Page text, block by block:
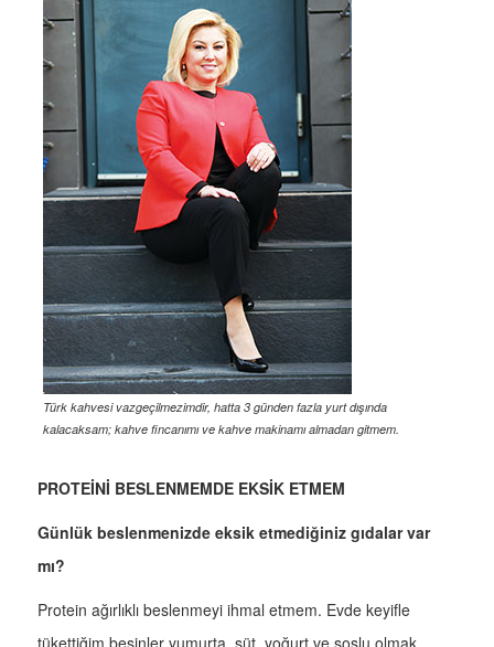
Türk kahvesi vazgeçilmezimdir, hatta 3 günden fazla yurt dışında
kalacaksam; kahve fincanımı ve kahve makinamı almadan gitmem.
PROTEİNİ BESLENMEMDE EKSİK ETMEM
Günlük beslenmenizde eksik etmediğiniz gıdalar var
mı?
Protein ağırlıklı beslenmeyi ihmal etmem. Evde keyifle